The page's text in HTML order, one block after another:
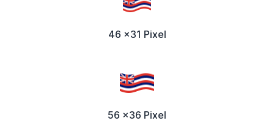
46 x31 Pixel
56 x36 Pixel